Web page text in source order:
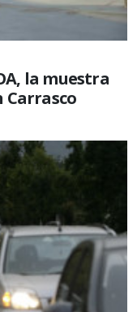
la muestra
Carrasco